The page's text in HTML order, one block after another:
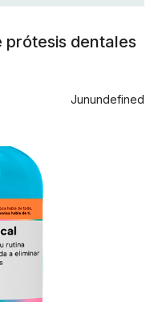
prótesis dentales
Junundefined